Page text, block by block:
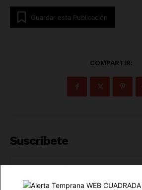
SUSCRÍBETE AHORA
Guardar esta Publicación
COMPARTIR:
Suscríbete